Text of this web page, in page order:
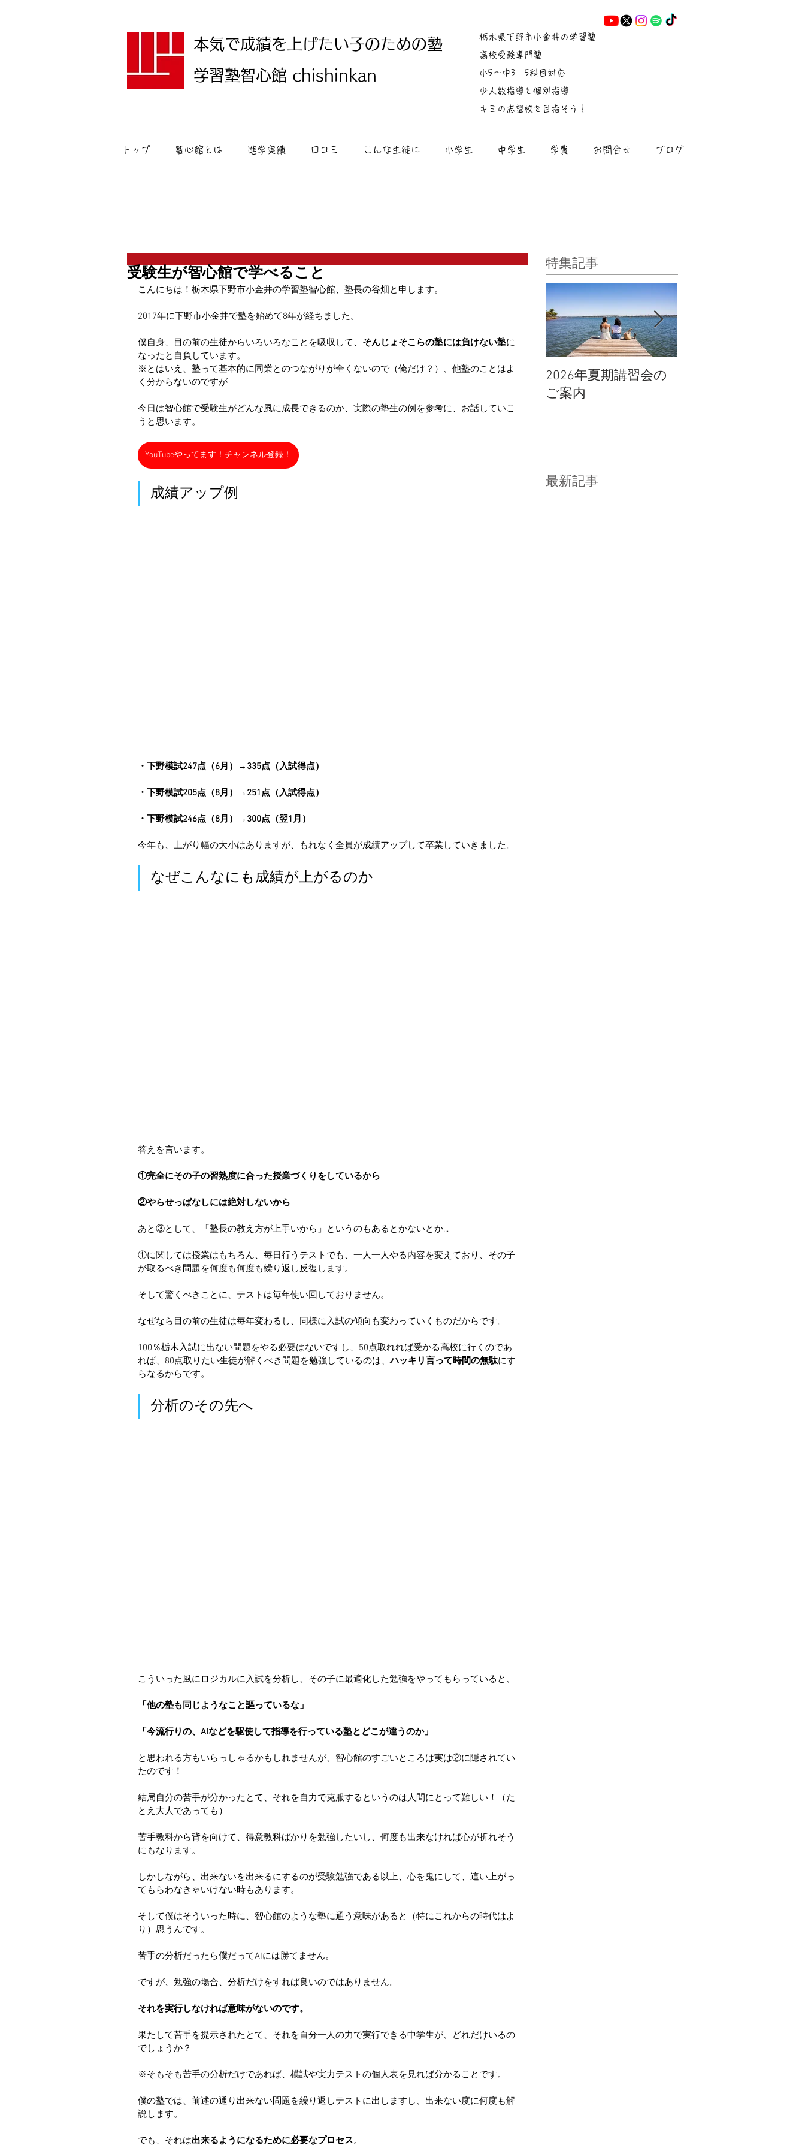
本気で成績を上げたい子のための塾
学習塾智心館 chishinkan
栃木県下野市小金井の学習塾
高校受験専門塾
小5～中3 5科目対応
少人数指導と個別指導
キミの志望校を目指そう！
トップ 智心館とは 進学実績 口コミ こんな生徒に 小学生 中学生 学費 お問合せ ブログ
受験生が智心館で学べること
こんにちは！栃木県下野市小金井の学習塾智心館、塾長の谷畑と申します。
2017年に下野市小金井で塾を始めて8年が経ちました。
僕自身、目の前の生徒からいろいろなことを吸収して、 そんじょそこらの塾には負けない塾に
なったと自負しています。
※とはいえ、塾って基本的に同業とのつながりが全くないので（俺だけ？）、他塾のことはよ
く分からないのですが
今日は智心館で受験生がどんな風に成長できるのか、実際の塾生の例を参考に、お話していこ
うと思います。
YouTubeやってます！チャンネル登録！
成績アップ例
・下野模試247点（6月）→335点（入試得点）
・下野模試205点（8月）→251点（入試得点）
・下野模試246点（8月）→300点（翌1月）
今年も、上がり幅の大小はありますが、もれなく全員が成績アップして卒業していきました。
なぜこんなにも成績が上がるのか
答えを言います。
①完全にその子の習熟度に合った授業づくりをしているから
②やらせっぱなしには絶対しないから
あと③として、「塾長の教え方が上手いから」というのもあるとかないとか...
①に関しては授業はもちろん、毎日行うテストでも、一人一人やる内容を変えており、その子
が取るべき問題を何度も何度も繰り返し反復します。
そして驚くべきことに、テストは毎年使い回しておりません。
なぜなら目の前の生徒は毎年変わるし、同様に入試の傾向も変わっていくものだからです。
100％栃木入試に出ない問題をやる必要はないですし、50点取れれば受かる高校に行くのであ
れば、80点取りたい生徒が解くべき問題を勉強しているのは、ハッキリ言って時間の無駄にす
らなるからです。
分析のその先へ
こういった風にロジカルに入試を分析し、その子に最適化した勉強をやってもらっていると、
「他の塾も同じようなこと謳っているな」
「今流行りの、AIなどを駆使して指導を行っている塾とどこが違うのか」
と思われる方もいらっしゃるかもしれませんが、智心館のすごいところは実は②に隠されてい
たのです！
結局自分の苦手が分かったとて、それを自力で克服するというのは人間にとって難しい！（た
とえ大人であっても）
苦手教科から背を向けて、得意教科ばかりを勉強したいし、何度も出来なければ心が折れそう
にもなります。
しかしながら、出来ないを出来るにするのが受験勉強である以上、心を鬼にして、這い上がっ
てもらわなきゃいけない時もあります。
そして僕はそういった時に、智心館のような塾に通う意味があると（特にこれからの時代はよ
り）思うんです。
苦手の分析だったら僕だってAIには勝てません。
ですが、勉強の場合、分析だけをすれば良いのではありません。
それを実行しなければ意味がないのです。
果たして苦手を提示されたとて、それを自分一人の力で実行できる中学生が、どれだけいるの
でしょうか？
※そもそも苦手の分析だけであれば、模試や実力テストの個人表を見れば分かることです。
僕の塾では、前述の通り出来ない問題を繰り返しテストに出しますし、出来ない度に何度も解
説します。
でも、それは出来るようになるために必要なプロセス。
特集記事
2026年夏期講習会の
ご案内
最新記事